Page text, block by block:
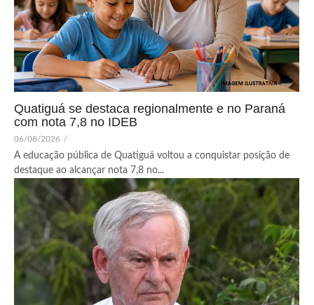
Quatiguá se destaca regionalmente e no Paraná
com nota 7,8 no IDEB
06/08/2026 /
A educação pública de Quatiguá voltou a conquistar posição de
destaque ao alcançar nota 7,8 no...